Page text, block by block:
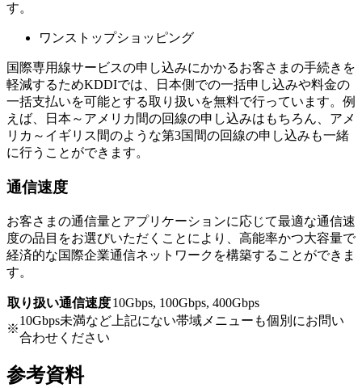
す。
ワンストップショッピング
国際専用線サービスの申し込みにかかるお客さまの手続きを
軽減するためKDDIでは、日本側での一括申し込みや料金の
一括支払いを可能とする取り扱いを無料で行っています。例
えば、日本～アメリカ間の回線の申し込みはもちろん、アメ
リカ～イギリス間のような第3国間の回線の申し込みも一緒
に行うことができます。
通信速度
お客さまの通信量とアプリケーションに応じて最適な通信速
度の品目をお選びいただくことにより、高能率かつ大容量で
経済的な国際企業通信ネットワークを構築することができま
す。
取り扱い通信速度10Gbps, 100Gbps, 400Gbps
※
10Gbps未満など上記にない帯域メニューも個別にお問い
合わせください
参考資料